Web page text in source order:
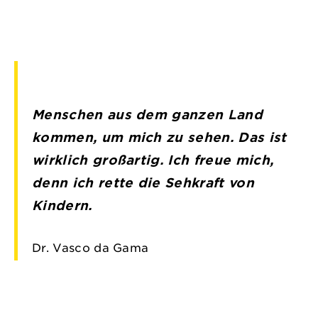
Menschen aus dem ganzen Land
kommen, um mich zu sehen. Das ist
wirklich großartig. Ich freue mich,
denn ich rette die Sehkraft von
Kindern.
Dr. Vasco da Gama